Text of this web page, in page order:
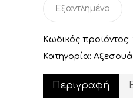
Εξαντλημένο
Κωδικός προϊόντος:
Κατηγορία:
Περιγραφή